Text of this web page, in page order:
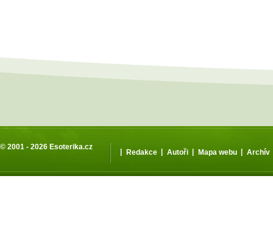
© 2001 - 2026 Esoterika.cz
| Redakce | Autoři | Mapa webu | Archív